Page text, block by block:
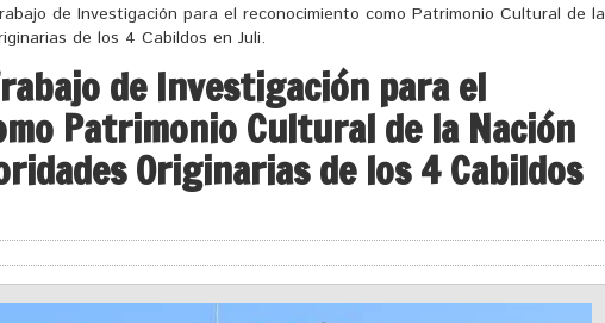
de Investigación para el reconocimiento como Patrimonio Cultural de la
de los 4 Cabildos en Juli.
de Investigación para el
Patrimonio Cultural de la Nación
Originarias de los 4 Cabildos